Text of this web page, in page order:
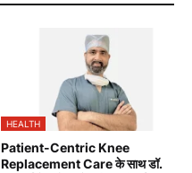
HEALTH
Patient-Centric Knee
Replacement Care के साथ डॉ.